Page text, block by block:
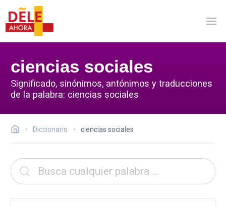
ciencias sociales
Significado, sinónimos, antónimos y traducciones
de la palabra: ciencias sociales
Diccionario ciencias sociales